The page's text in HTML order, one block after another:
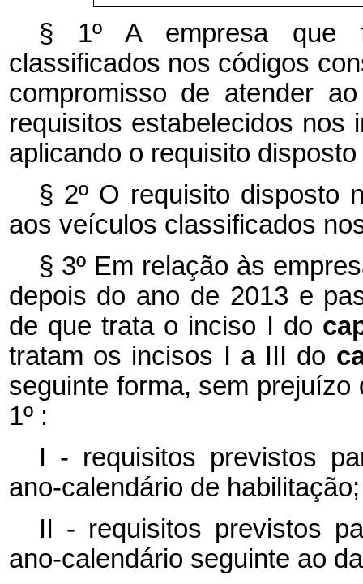
§ 1º A empresa que
classificados nos códigos
compromisso de atender
requisitos estabelecidos
aplicando o requisito
§ 2º O requisito disposto
aos veículos classificados
§ 3º Em relação às
depois do ano de 2013 e
de que trata o inciso I do
tratam os incisos I a III do
seguinte forma, sem prejuízo
1º :
I - requisitos previstos
ano-calendário de habilitação;
II - requisitos previstos
ano-calendário seguinte ao